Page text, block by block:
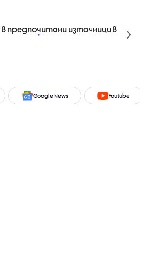
предпочитани източници в
Google News Youtube